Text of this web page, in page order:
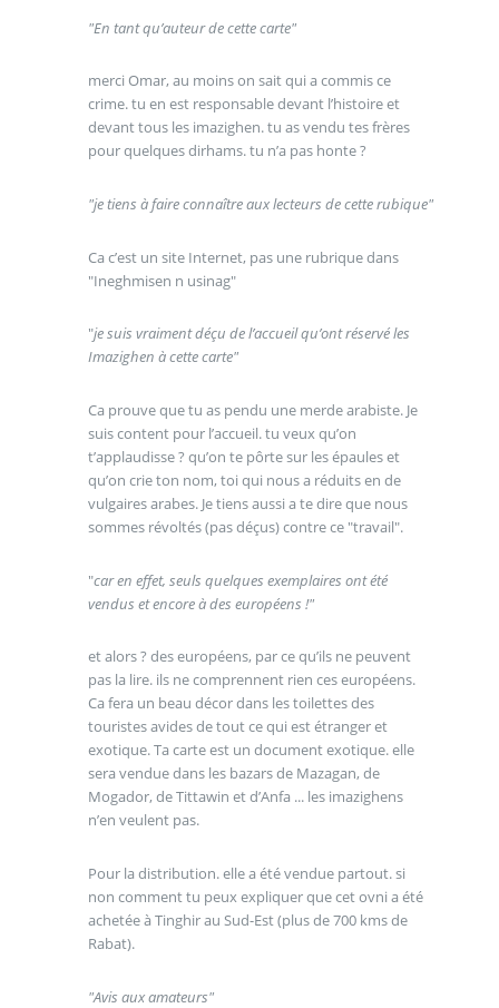
"En tant qu’auteur de cette carte"
merci Omar, au moins on sait qui a commis ce
crime. tu en est responsable devant l’histoire et
devant tous les imazighen. tu as vendu tes frères
pour quelques dirhams. tu n’a pas honte ?
"je tiens à faire connaître aux lecteurs de cette rubique"
Ca c’est un site Internet, pas une rubrique dans
"Ineghmisen n usinag"
"je suis vraiment déçu de l’accueil qu’ont réservé les
Imazighen à cette carte"
Ca prouve que tu as pendu une merde arabiste. Je
suis content pour l’accueil. tu veux qu’on
t’applaudisse ? qu’on te pôrte sur les épaules et
qu’on crie ton nom, toi qui nous a réduits en de
vulgaires arabes. Je tiens aussi a te dire que nous
sommes révoltés (pas déçus) contre ce "travail".
"car en effet, seuls quelques exemplaires ont été
vendus et encore à des européens !"
et alors ? des européens, par ce qu’ils ne peuvent
pas la lire. ils ne comprennent rien ces européens.
Ca fera un beau décor dans les toilettes des
touristes avides de tout ce qui est étranger et
exotique. Ta carte est un document exotique. elle
sera vendue dans les bazars de Mazagan, de
Mogador, de Tittawin et d’Anfa ... les imazighens
n’en veulent pas.
Pour la distribution. elle a été vendue partout. si
non comment tu peux expliquer que cet ovni a été
achetée à Tinghir au Sud-Est (plus de 700 kms de
Rabat).
"Avis aux amateurs"